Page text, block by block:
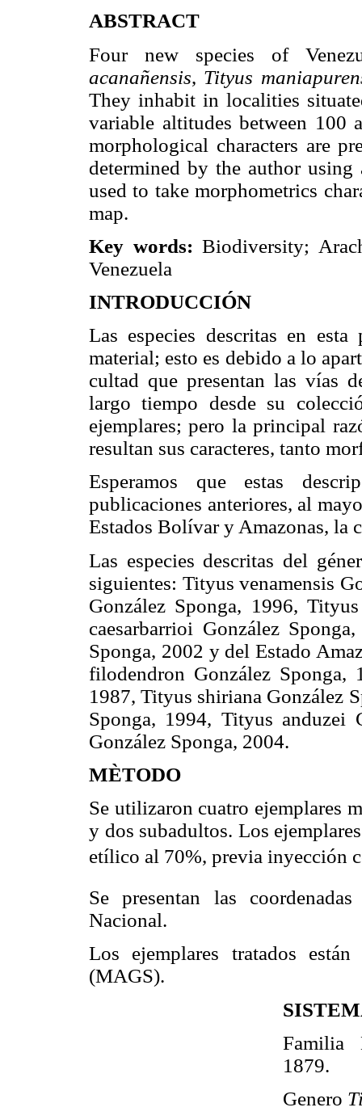
ABSTRACT
Four new species of
acanañensis, Tityus
They inhabit in localities
variable altitudes between 100
morphological characters are
determined by the author using
used to take morphometrics
map.
Key words:Biodiversity;
Venezuela
INTRODUCCIÓN
Las especies descritas en esta
material; esto es debido a lo
cultad que presentan las vías
largo tiempo desde su
ejemplares; pero la principal
resultan sus caracteres, tanto
Esperamos que estas
publicaciones anteriores, al
Estados Bolívar y Amazonas, la
Las especies descritas del
siguientes: Tityus venamensis
González Sponga, 1996,
caesarbarrioi González
Sponga, 2002 y del Estado
filodendron González Sponga,
1987, Tityus shiriana González
Sponga, 1994, Tityus anduzei
González Sponga, 2004.
MÈTODO
Se utilizaron cuatro ejemplares
y dos subadultos. Los
etílico al 70%, previa inyección
Se presentan las
Nacional.
Los ejemplares tratados
(MAGS).
Familia
1879.
Genero